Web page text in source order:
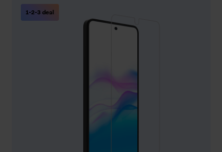
1-2-3 deal